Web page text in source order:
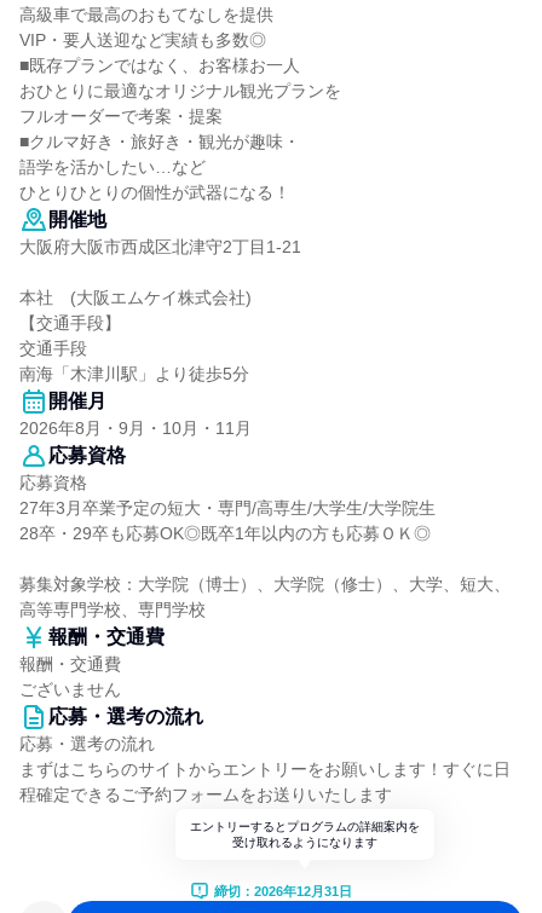
高級車で最高のおもてなしを提供
VIP・要人送迎など実績も多数◎
■既存プランではなく、お客様お一人
おひとりに最適なオリジナル観光プランを
フルオーダーで考案・提案
■クルマ好き・旅好き・観光が趣味・
語学を活かしたい…など
ひとりひとりの個性が武器になる！
開催地
大阪府大阪市西成区北津守2丁目1-21
本社 (大阪エムケイ株式会社)
【交通手段】
交通手段
南海「木津川駅」より徒歩5分
開催月
2026年8月・9月・10月・11月
応募資格
応募資格
27年3月卒業予定の短大・専門/高専生/大学生/大学院生
28卒・29卒も応募OK◎既卒1年以内の方も応募ＯＫ◎
募集対象学校：大学院（博士）、大学院（修士）、大学、短大、
高等専門学校、専門学校
報酬・交通費
報酬・交通費
ございません
応募・選考の流れ
応募・選考の流れ
まずはこちらのサイトからエントリーをお願いします！すぐに日
程確定できるご予約フォームをお送りいたします
エントリーするとプログラムの詳細案内を
受け取れるようになります
締切：2026年12月31日